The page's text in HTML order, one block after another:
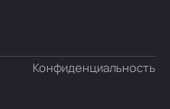
Конфиденциальность